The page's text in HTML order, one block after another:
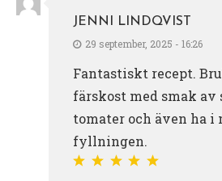
JENNI LINDQVIST
29 september, 2025 - 16:26
Fantastiskt recept.
färskost med smak av
tomater och även ha i
fyllningen.